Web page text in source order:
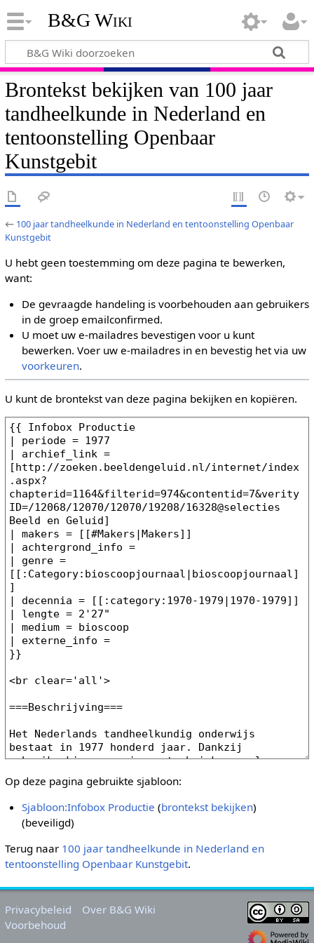
B&G Wiki
Brontekst bekijken van 100 jaar
tandheelkunde in Nederland en
tentoonstelling Openbaar
Kunstgebit
← 100 jaar tandheelkunde in Nederland en tentoonstelling Openbaar
Kunstgebit
U hebt geen toestemming om deze pagina te bewerken,
want:
De gevraagde handeling is voorbehouden aan gebruikers
in de groep emailconfirmed.
U moet uw e-mailadres bevestigen voor u kunt
bewerken. Voer uw e-mailadres in en bevestig het via uw
voorkeuren.
U kunt de brontekst van deze pagina bekijken en kopiëren.
Op deze pagina gebruikte sjabloon:
Sjabloon:Infobox Productie (brontekst bekijken)
(beveiligd)
Terug naar 100 jaar tandheelkunde in Nederland en
tentoonstelling Openbaar Kunstgebit.
Privacybeleid
Over B&G Wiki
Voorbehoud